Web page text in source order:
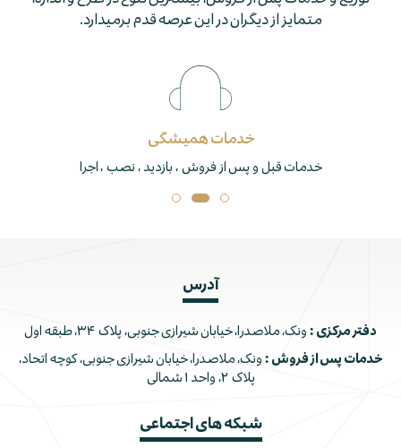
متمايز از ديگران در اين عرصه قدم برمي­دارد.
خدمات همیشگی
خدمات قبل و پس از فروش ، بازدید ، نصب ، اجرا
آدرس
دفتر مرکزی : ونک، ملاصدرا، خیابان شیرازی جنوبی، پلاک ۳۴، طبقه اول
خدمات پس از فروش : ونک، ملاصدرا، خیابان شیرازی جنوبی، کوچه اتحاد،
پلاک ۲، واحد ۱ شمالی
شبکه های اجتماعی